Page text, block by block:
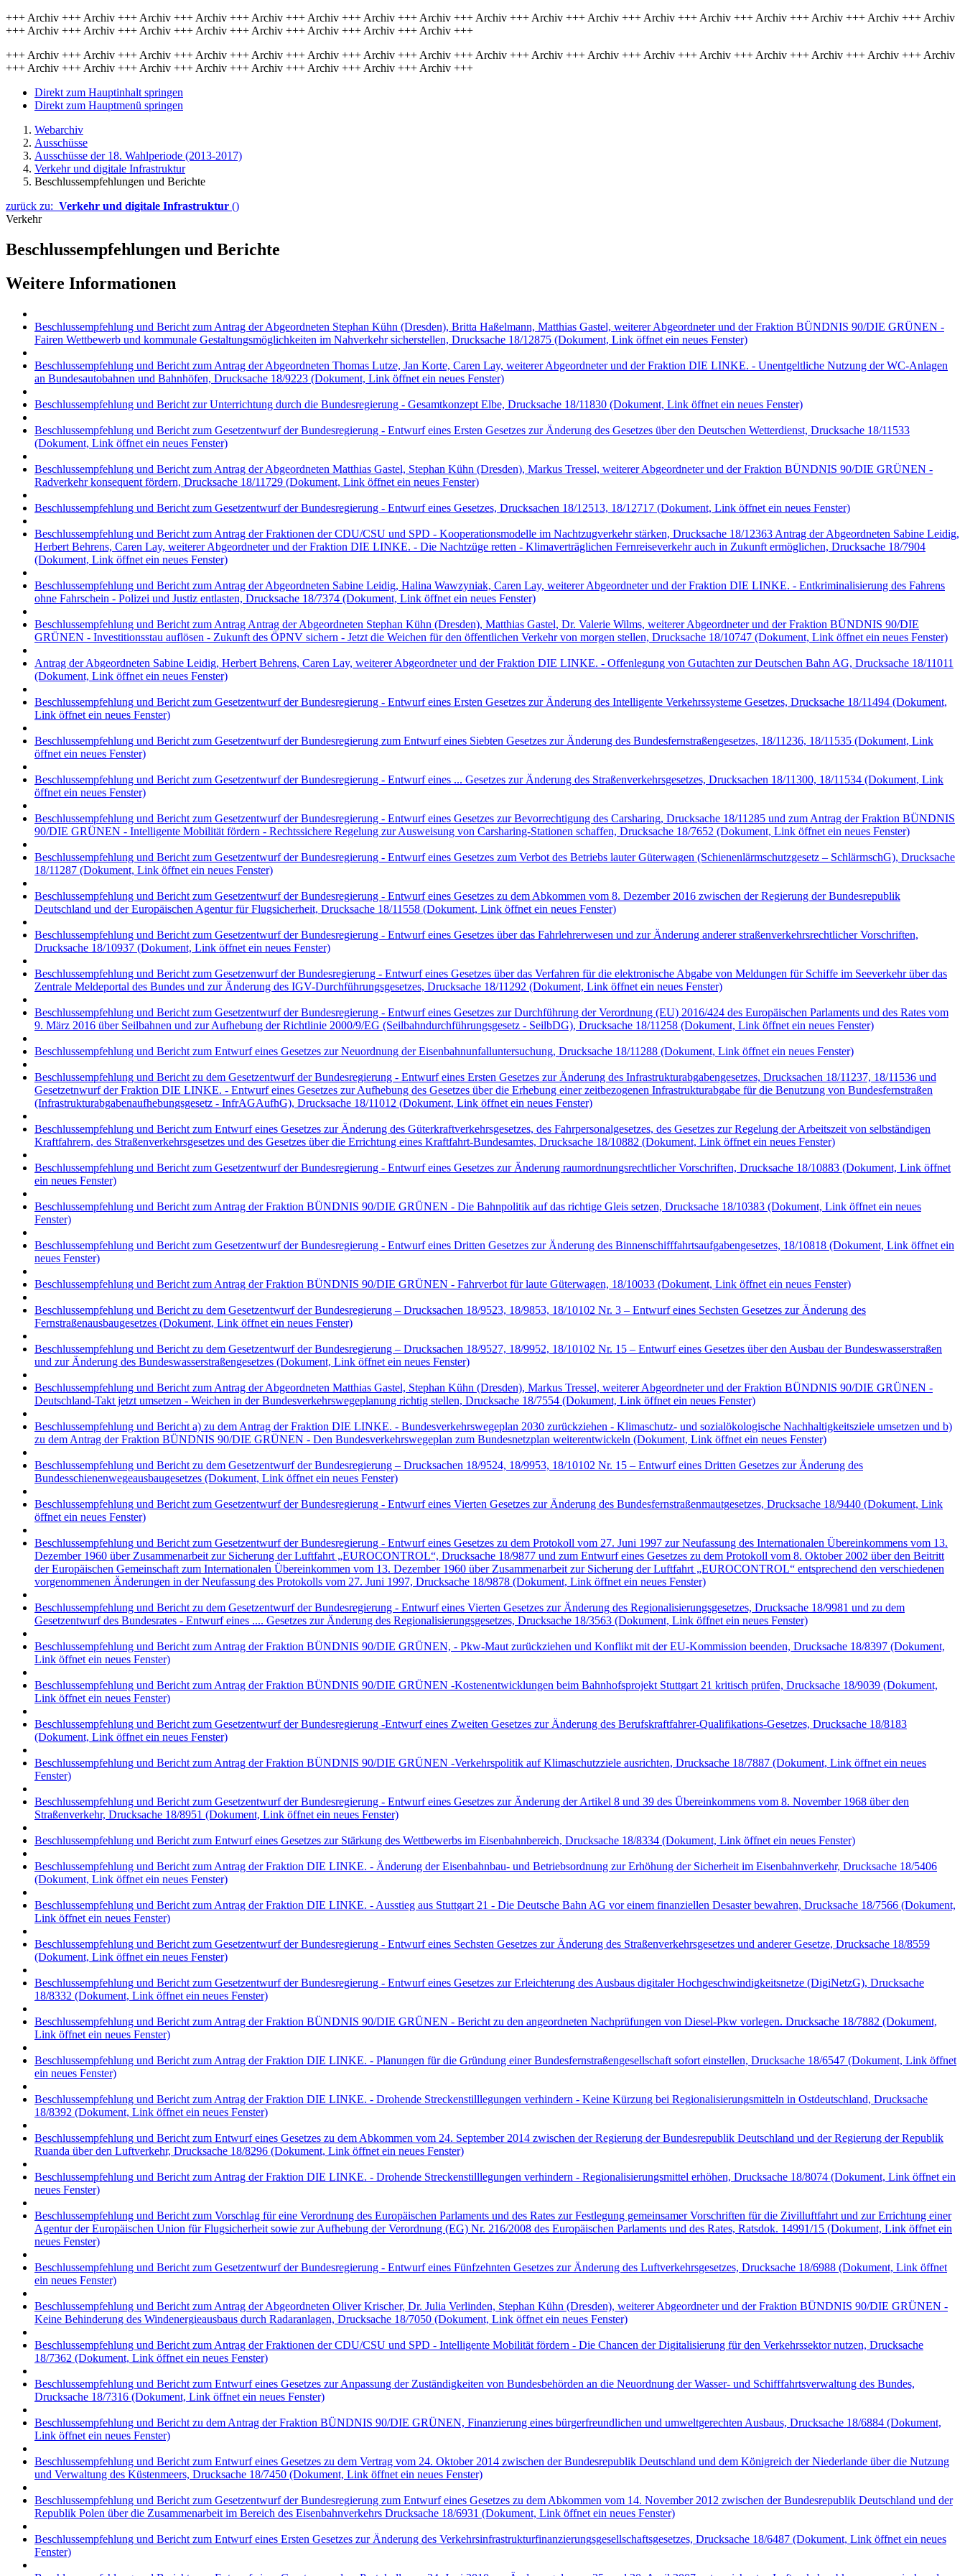
+++ Archiv +++ Archiv +++ Archiv +++ Archiv +++ Archiv +++ Archiv +++ Archiv +++ Archiv +++ Archiv +++ Archiv +++ Archiv +++ Archiv +++ Archiv +++ Archiv +++ Archiv +++ Archiv +++ Archiv
+++ Archiv +++ Archiv +++ Archiv +++ Archiv +++ Archiv +++ Archiv +++ Archiv +++ Archiv +++
+++ Archiv +++ Archiv +++ Archiv +++ Archiv +++ Archiv +++ Archiv +++ Archiv +++ Archiv +++ Archiv +++ Archiv +++ Archiv +++ Archiv +++ Archiv +++ Archiv +++ Archiv +++ Archiv +++ Archiv
+++ Archiv +++ Archiv +++ Archiv +++ Archiv +++ Archiv +++ Archiv +++ Archiv +++ Archiv +++
Direkt zum Hauptinhalt springen
Direkt zum Hauptmenü springen
Webarchiv
Ausschüsse
Ausschüsse der 18. Wahlperiode (2013-2017)
Verkehr und digitale Infrastruktur
Beschlussempfehlungen und Berichte
zurück zu: Verkehr und digitale Infrastruktur ()
Verkehr
Beschlussempfehlungen und Berichte
Weitere Informationen
Beschlussempfehlung und Bericht zum Antrag der Abgeordneten Stephan Kühn (Dresden), Britta Haßelmann, Matthias Gastel, weiterer Abgeordneter und der Fraktion BÜNDNIS 90/DIE GRÜNEN -
Fairen Wettbewerb und kommunale Gestaltungsmöglichkeiten im Nahverkehr sicherstellen, Drucksache 18/12875 (Dokument, Link öffnet ein neues Fenster)
Beschlussempfehlung und Bericht zum Antrag der Abgeordneten Thomas Lutze, Jan Korte, Caren Lay, weiterer Abgeordneter und der Fraktion DIE LINKE. - Unentgeltliche Nutzung der WC-Anlagen
an Bundesautobahnen und Bahnhöfen, Drucksache 18/9223 (Dokument, Link öffnet ein neues Fenster)
Beschlussempfehlung und Bericht zur Unterrichtung durch die Bundesregierung - Gesamtkonzept Elbe, Drucksache 18/11830 (Dokument, Link öffnet ein neues Fenster)
Beschlussempfehlung und Bericht zum Gesetzentwurf der Bundesregierung - Entwurf eines Ersten Gesetzes zur Änderung des Gesetzes über den Deutschen Wetterdienst, Drucksache 18/11533
(Dokument, Link öffnet ein neues Fenster)
Beschlussempfehlung und Bericht zum Antrag der Abgeordneten Matthias Gastel, Stephan Kühn (Dresden), Markus Tressel, weiterer Abgeordneter und der Fraktion BÜNDNIS 90/DIE GRÜNEN -
Radverkehr konsequent fördern, Drucksache 18/11729 (Dokument, Link öffnet ein neues Fenster)
Beschlussempfehlung und Bericht zum Gesetzentwurf der Bundesregierung - Entwurf eines Gesetzes, Drucksachen 18/12513, 18/12717 (Dokument, Link öffnet ein neues Fenster)
Beschlussempfehlung und Bericht zum Antrag der Fraktionen der CDU/CSU und SPD - Kooperationsmodelle im Nachtzugverkehr stärken, Drucksache 18/12363 Antrag der Abgeordneten Sabine Leidig,
Herbert Behrens, Caren Lay, weiterer Abgeordneter und der Fraktion DIE LINKE. - Die Nachtzüge retten - Klimaverträglichen Fernreiseverkehr auch in Zukunft ermöglichen, Drucksache 18/7904
(Dokument, Link öffnet ein neues Fenster)
Beschlussempfehlung und Bericht zum Antrag der Abgeordneten Sabine Leidig, Halina Wawzyniak, Caren Lay, weiterer Abgeordneter und der Fraktion DIE LINKE. - Entkriminalisierung des Fahrens
ohne Fahrschein - Polizei und Justiz entlasten, Drucksache 18/7374 (Dokument, Link öffnet ein neues Fenster)
Beschlussempfehlung und Bericht zum Antrag Antrag der Abgeordneten Stephan Kühn (Dresden), Matthias Gastel, Dr. Valerie Wilms, weiterer Abgeordneter und der Fraktion BÜNDNIS 90/DIE
GRÜNEN - Investitionsstau auflösen - Zukunft des ÖPNV sichern - Jetzt die Weichen für den öffentlichen Verkehr von morgen stellen, Drucksache 18/10747 (Dokument, Link öffnet ein neues Fenster)
Antrag der Abgeordneten Sabine Leidig, Herbert Behrens, Caren Lay, weiterer Abgeordneter und der Fraktion DIE LINKE. - Offenlegung von Gutachten zur Deutschen Bahn AG, Drucksache 18/11011
(Dokument, Link öffnet ein neues Fenster)
Beschlussempfehlung und Bericht zum Gesetzentwurf der Bundesregierung - Entwurf eines Ersten Gesetzes zur Änderung des Intelligente Verkehrssysteme Gesetzes, Drucksache 18/11494 (Dokument,
Link öffnet ein neues Fenster)
Beschlussempfehlung und Bericht zum Gesetzentwurf der Bundesregierung zum Entwurf eines Siebten Gesetzes zur Änderung des Bundesfernstraßengesetzes, 18/11236, 18/11535 (Dokument, Link
öffnet ein neues Fenster)
Beschlussempfehlung und Bericht zum Gesetzentwurf der Bundesregierung - Entwurf eines ... Gesetzes zur Änderung des Straßenverkehrsgesetzes, Drucksachen 18/11300, 18/11534 (Dokument, Link
öffnet ein neues Fenster)
Beschlussempfehlung und Bericht zum Gesetzentwurf der Bundesregierung - Entwurf eines Gesetzes zur Bevorrechtigung des Carsharing, Drucksache 18/11285 und zum Antrag der Fraktion BÜNDNIS
90/DIE GRÜNEN - Intelligente Mobilität fördern - Rechtssichere Regelung zur Ausweisung von Carsharing-Stationen schaffen, Drucksache 18/7652 (Dokument, Link öffnet ein neues Fenster)
Beschlussempfehlung und Bericht zum Gesetzentwurf der Bundesregierung - Entwurf eines Gesetzes zum Verbot des Betriebs lauter Güterwagen (Schienenlärmschutzgesetz – SchlärmschG), Drucksache
18/11287 (Dokument, Link öffnet ein neues Fenster)
Beschlussempfehlung und Bericht zum Gesetzentwurf der Bundesregierung - Entwurf eines Gesetzes zu dem Abkommen vom 8. Dezember 2016 zwischen der Regierung der Bundesrepublik
Deutschland und der Europäischen Agentur für Flugsicherheit, Drucksache 18/11558 (Dokument, Link öffnet ein neues Fenster)
Beschlussempfehlung und Bericht zum Gesetzentwurf der Bundesregierung - Entwurf eines Gesetzes über das Fahrlehrerwesen und zur Änderung anderer straßenverkehrsrechtlicher Vorschriften,
Drucksache 18/10937 (Dokument, Link öffnet ein neues Fenster)
Beschlussempfehlung und Bericht zum Gesetzenwurf der Bundesregierung - Entwurf eines Gesetzes über das Verfahren für die elektronische Abgabe von Meldungen für Schiffe im Seeverkehr über das
Zentrale Meldeportal des Bundes und zur Änderung des IGV-Durchführungsgesetzes, Drucksache 18/11292 (Dokument, Link öffnet ein neues Fenster)
Beschlussempfehlung und Bericht zum Gesetzentwurf der Bundesregierung - Entwurf eines Gesetzes zur Durchführung der Verordnung (EU) 2016/424 des Europäischen Parlaments und des Rates vom
9. März 2016 über Seilbahnen und zur Aufhebung der Richtlinie 2000/9/EG (Seilbahndurchführungsgesetz - SeilbDG), Drucksache 18/11258 (Dokument, Link öffnet ein neues Fenster)
Beschlussempfehlung und Bericht zum Entwurf eines Gesetzes zur Neuordnung der Eisenbahnunfalluntersuchung, Drucksache 18/11288 (Dokument, Link öffnet ein neues Fenster)
Beschlussempfehlung und Bericht zu dem Gesetzentwurf der Bundesregierung - Entwurf eines Ersten Gesetzes zur Änderung des Infrastrukturabgabengesetzes, Drucksachen 18/11237, 18/11536 und
Gesetzetnwurf der Fraktion DIE LINKE. - Entwurf eines Gesetzes zur Aufhebung des Gesetzes über die Erhebung einer zeitbezogenen Infrastrukturabgabe für die Benutzung von Bundesfernstraßen
(Infrastrukturabgabenaufhebungsgesetz - InfrAGAufhG), Drucksache 18/11012 (Dokument, Link öffnet ein neues Fenster)
Beschlussempfehlung und Bericht zum Entwurf eines Gesetzes zur Änderung des Güterkraftverkehrsgesetzes, des Fahrpersonalgesetzes, des Gesetzes zur Regelung der Arbeitszeit von selbständigen
Kraftfahrern, des Straßenverkehrsgesetzes und des Gesetzes über die Errichtung eines Kraftfahrt-Bundesamtes, Drucksache 18/10882 (Dokument, Link öffnet ein neues Fenster)
Beschlussempfehlung und Bericht zum Gesetzentwurf der Bundesregierung - Entwurf eines Gesetzes zur Änderung raumordnungsrechtlicher Vorschriften, Drucksache 18/10883 (Dokument, Link öffnet
ein neues Fenster)
Beschlussempfehlung und Bericht zum Antrag der Fraktion BÜNDNIS 90/DIE GRÜNEN - Die Bahnpolitik auf das richtige Gleis setzen, Drucksache 18/10383 (Dokument, Link öffnet ein neues
Fenster)
Beschlussempfehlung und Bericht zum Gesetzentwurf der Bundesregierung - Entwurf eines Dritten Gesetzes zur Änderung des Binnenschifffahrtsaufgabengesetzes, 18/10818 (Dokument, Link öffnet ein
neues Fenster)
Beschlussempfehlung und Bericht zum Antrag der Fraktion BÜNDNIS 90/DIE GRÜNEN - Fahrverbot für laute Güterwagen, 18/10033 (Dokument, Link öffnet ein neues Fenster)
Beschlussempfehlung und Bericht zu dem Gesetzentwurf der Bundesregierung – Drucksachen 18/9523, 18/9853, 18/10102 Nr. 3 – Entwurf eines Sechsten Gesetzes zur Änderung des
Fernstraßenausbaugesetzes (Dokument, Link öffnet ein neues Fenster)
Beschlussempfehlung und Bericht zu dem Gesetzentwurf der Bundesregierung – Drucksachen 18/9527, 18/9952, 18/10102 Nr. 15 – Entwurf eines Gesetzes über den Ausbau der Bundeswasserstraßen
und zur Änderung des Bundeswasserstraßengesetzes (Dokument, Link öffnet ein neues Fenster)
Beschlussempfehlung und Bericht zum Antrag der Abgeordneten Matthias Gastel, Stephan Kühn (Dresden), Markus Tressel, weiterer Abgeordneter und der Fraktion BÜNDNIS 90/DIE GRÜNEN -
Deutschland-Takt jetzt umsetzen - Weichen in der Bundesverkehrswegeplanung richtig stellen, Drucksache 18/7554 (Dokument, Link öffnet ein neues Fenster)
Beschlussempfehlung und Bericht a) zu dem Antrag der Fraktion DIE LINKE. - Bundesverkehrswegeplan 2030 zurückziehen - Klimaschutz- und sozialökologische Nachhaltigkeitsziele umsetzen und b)
zu dem Antrag der Fraktion BÜNDNIS 90/DIE GRÜNEN - Den Bundesverkehrswegeplan zum Bundesnetzplan weiterentwickeln (Dokument, Link öffnet ein neues Fenster)
Beschlussempfehlung und Bericht zu dem Gesetzentwurf der Bundesregierung – Drucksachen 18/9524, 18/9953, 18/10102 Nr. 15 – Entwurf eines Dritten Gesetzes zur Änderung des
Bundesschienenwegeausbaugesetzes (Dokument, Link öffnet ein neues Fenster)
Beschlussempfehlung und Bericht zum Gesetzentwurf der Bundesregierung - Entwurf eines Vierten Gesetzes zur Änderung des Bundesfernstraßenmautgesetzes, Drucksache 18/9440 (Dokument, Link
öffnet ein neues Fenster)
Beschlussempfehlung und Bericht zum Gesetzentwurf der Bundesregierung - Entwurf eines Gesetzes zu dem Protokoll vom 27. Juni 1997 zur Neufassung des Internationalen Übereinkommens vom 13.
Dezember 1960 über Zusammenarbeit zur Sicherung der Luftfahrt „EUROCONTROL“, Drucksache 18/9877 und zum Entwurf eines Gesetzes zu dem Protokoll vom 8. Oktober 2002 über den Beitritt
der Europäischen Gemeinschaft zum Internationalen Übereinkommen vom 13. Dezember 1960 über Zusammenarbeit zur Sicherung der Luftfahrt „EUROCONTROL“ entsprechend den verschiedenen
vorgenommenen Änderungen in der Neufassung des Protokolls vom 27. Juni 1997, Drucksache 18/9878 (Dokument, Link öffnet ein neues Fenster)
Beschlussempfehlung und Bericht zu dem Gesetzentwurf der Bundesregierung - Entwurf eines Vierten Gesetzes zur Änderung des Regionalisierungsgesetzes, Drucksache 18/9981 und zu dem
Gesetzentwurf des Bundesrates - Entwurf eines .... Gesetzes zur Änderung des Regionalisierungsgesetzes, Drucksache 18/3563 (Dokument, Link öffnet ein neues Fenster)
Beschlussempfehlung und Bericht zum Antrag der Fraktion BÜNDNIS 90/DIE GRÜNEN, - Pkw-Maut zurückziehen und Konflikt mit der EU-Kommission beenden, Drucksache 18/8397 (Dokument,
Link öffnet ein neues Fenster)
Beschlussempfehlung und Bericht zum Antrag der Fraktion BÜNDNIS 90/DIE GRÜNEN -Kostenentwicklungen beim Bahnhofsprojekt Stuttgart 21 kritisch prüfen, Drucksache 18/9039 (Dokument,
Link öffnet ein neues Fenster)
Beschlussempfehlung und Bericht zum Gesetzentwurf der Bundesregierung -Entwurf eines Zweiten Gesetzes zur Änderung des Berufskraftfahrer-Qualifikations-Gesetzes, Drucksache 18/8183
(Dokument, Link öffnet ein neues Fenster)
Beschlussempfehlung und Bericht zum Antrag der Fraktion BÜNDNIS 90/DIE GRÜNEN -Verkehrspolitik auf Klimaschutzziele ausrichten, Drucksache 18/7887 (Dokument, Link öffnet ein neues
Fenster)
Beschlussempfehlung und Bericht zum Gesetzentwurf der Bundesregierung - Entwurf eines Gesetzes zur Änderung der Artikel 8 und 39 des Übereinkommens vom 8. November 1968 über den
Straßenverkehr, Drucksache 18/8951 (Dokument, Link öffnet ein neues Fenster)
Beschlussempfehlung und Bericht zum Entwurf eines Gesetzes zur Stärkung des Wettbewerbs im Eisenbahnbereich, Drucksache 18/8334 (Dokument, Link öffnet ein neues Fenster)
Beschlussempfehlung und Bericht zum Antrag der Fraktion DIE LINKE. - Änderung der Eisenbahnbau- und Betriebsordnung zur Erhöhung der Sicherheit im Eisenbahnverkehr, Drucksache 18/5406
(Dokument, Link öffnet ein neues Fenster)
Beschlussempfehlung und Bericht zum Antrag der Fraktion DIE LINKE. - Ausstieg aus Stuttgart 21 - Die Deutsche Bahn AG vor einem finanziellen Desaster bewahren, Drucksache 18/7566 (Dokument,
Link öffnet ein neues Fenster)
Beschlussempfehlung und Bericht zum Gesetzentwurf der Bundesregierung - Entwurf eines Sechsten Gesetzes zur Änderung des Straßenverkehrsgesetzes und anderer Gesetze, Drucksache 18/8559
(Dokument, Link öffnet ein neues Fenster)
Beschlussempfehlung und Bericht zum Gesetzentwurf der Bundesregierung - Entwurf eines Gesetzes zur Erleichterung des Ausbaus digitaler Hochgeschwindigkeitsnetze (DigiNetzG), Drucksache
18/8332 (Dokument, Link öffnet ein neues Fenster)
Beschlussempfehlung und Bericht zum Antrag der Fraktion BÜNDNIS 90/DIE GRÜNEN - Bericht zu den angeordneten Nachprüfungen von Diesel-Pkw vorlegen. Drucksache 18/7882 (Dokument,
Link öffnet ein neues Fenster)
Beschlussempfehlung und Bericht zum Antrag der Fraktion DIE LINKE. - Planungen für die Gründung einer Bundesfernstraßengesellschaft sofort einstellen, Drucksache 18/6547 (Dokument, Link öffnet
ein neues Fenster)
Beschlussempfehlung und Bericht zum Antrag der Fraktion DIE LINKE. - Drohende Streckenstilllegungen verhindern - Keine Kürzung bei Regionalisierungsmitteln in Ostdeutschland, Drucksache
18/8392 (Dokument, Link öffnet ein neues Fenster)
Beschlussempfehlung und Bericht zum Entwurf eines Gesetzes zu dem Abkommen vom 24. September 2014 zwischen der Regierung der Bundesrepublik Deutschland und der Regierung der Republik
Ruanda über den Luftverkehr, Drucksache 18/8296 (Dokument, Link öffnet ein neues Fenster)
Beschlussempfehlung und Bericht zum Antrag der Fraktion DIE LINKE. - Drohende Streckenstilllegungen verhindern - Regionalisierungsmittel erhöhen, Drucksache 18/8074 (Dokument, Link öffnet ein
neues Fenster)
Beschlussempfehlung und Bericht zum Vorschlag für eine Verordnung des Europäischen Parlaments und des Rates zur Festlegung gemeinsamer Vorschriften für die Zivilluftfahrt und zur Errichtung einer
Agentur der Europäischen Union für Flugsicherheit sowie zur Aufhebung der Verordnung (EG) Nr. 216/2008 des Europäischen Parlaments und des Rates, Ratsdok. 14991/15 (Dokument, Link öffnet ein
neues Fenster)
Beschlussempfehlung und Bericht zum Gesetzentwurf der Bundesregierung - Entwurf eines Fünfzehnten Gesetzes zur Änderung des Luftverkehrsgesetzes, Drucksache 18/6988 (Dokument, Link öffnet
ein neues Fenster)
Beschlussempfehlung und Bericht zum Antrag der Abgeordneten Oliver Krischer, Dr. Julia Verlinden, Stephan Kühn (Dresden), weiterer Abgeordneter und der Fraktion BÜNDNIS 90/DIE GRÜNEN -
Keine Behinderung des Windenergieausbaus durch Radaranlagen, Drucksache 18/7050 (Dokument, Link öffnet ein neues Fenster)
Beschlussempfehlung und Bericht zum Antrag der Fraktionen der CDU/CSU und SPD - Intelligente Mobilität fördern - Die Chancen der Digitalisierung für den Verkehrssektor nutzen, Drucksache
18/7362 (Dokument, Link öffnet ein neues Fenster)
Beschlussempfehlung und Bericht zum Entwurf eines Gesetzes zur Anpassung der Zuständigkeiten von Bundesbehörden an die Neuordnung der Wasser- und Schifffahrtsverwaltung des Bundes,
Drucksache 18/7316 (Dokument, Link öffnet ein neues Fenster)
Beschlussempfehlung und Bericht zu dem Antrag der Fraktion BÜNDNIS 90/DIE GRÜNEN, Finanzierung eines bürgerfreundlichen und umweltgerechten Ausbaus, Drucksache 18/6884 (Dokument,
Link öffnet ein neues Fenster)
Beschlussempfehlung und Bericht zum Entwurf eines Gesetzes zu dem Vertrag vom 24. Oktober 2014 zwischen der Bundesrepublik Deutschland und dem Königreich der Niederlande über die Nutzung
und Verwaltung des Küstenmeers, Drucksache 18/7450 (Dokument, Link öffnet ein neues Fenster)
Beschlussempfehlung und Bericht zum Gesetzentwurf der Bundesregierung zum Entwurf eines Gesetzes zu dem Abkommen vom 14. November 2012 zwischen der Bundesrepublik Deutschland und der
Republik Polen über die Zusammenarbeit im Bereich des Eisenbahnverkehrs Drucksache 18/6931 (Dokument, Link öffnet ein neues Fenster)
Beschlussempfehlung und Bericht zum Entwurf eines Ersten Gesetzes zur Änderung des Verkehrsinfrastrukturfinanzierungsgesellschaftsgesetzes, Drucksache 18/6487 (Dokument, Link öffnet ein neues
Fenster)